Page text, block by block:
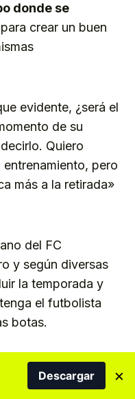
donde se
para crear un buen
evidente, ¿será el
de su
Quiero
pero
más a la retirada»
del FC
y según diversas
la temporada y
el futbolista
botas.
es un
Descargar ×